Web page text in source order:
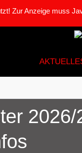
Zur Anzeige muss
2026/